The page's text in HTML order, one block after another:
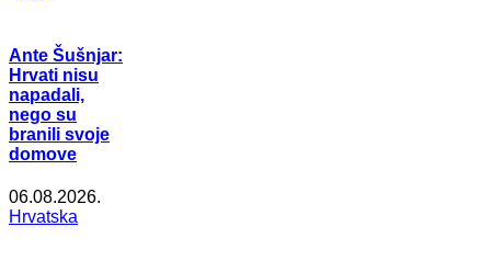
Ante Šušnjar:
Hrvati nisu
napadali,
nego su
branili svoje
domove
06.08.2026.
Hrvatska